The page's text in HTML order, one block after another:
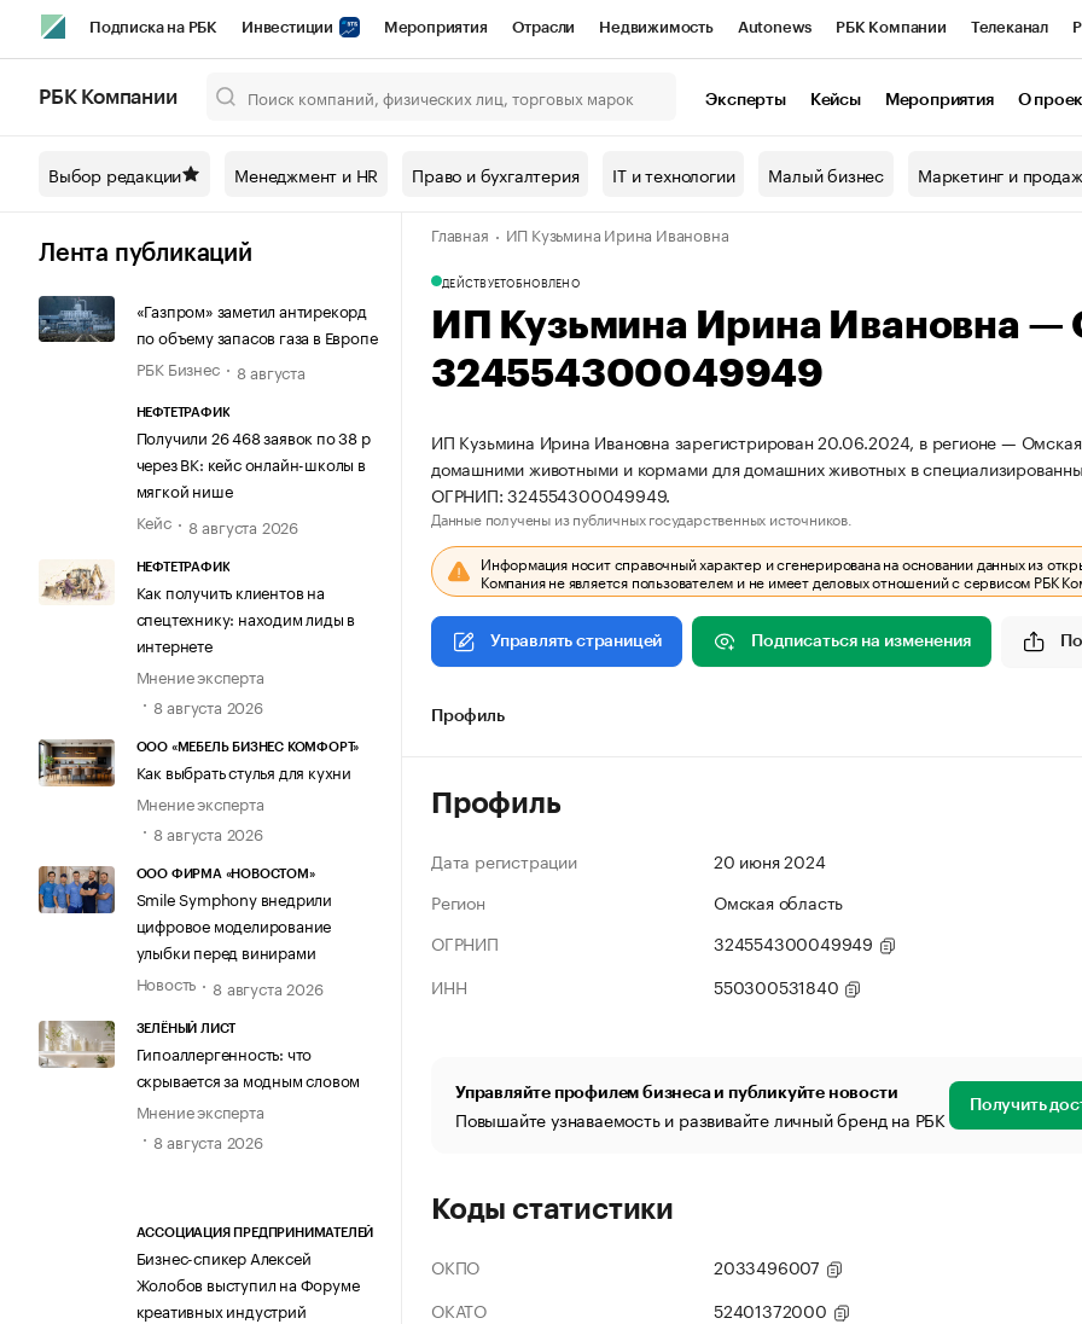
Подписка на РБК Инвестиции Мероприятия Отрасли Недвижимость Autonews РБК Компании Телеканал
Спецпроекты СПб Конференции СПб Спецпроекты Проверка контрагентов
Технологии и медиа Рынок наличной валюты
РБК Компании Эксперты Кейсы Мероприятия О
Выбор редакции Менеджмент и HR Право и бухгалтерия IT и технологии Малый бизнес Маркетинг и
Лента публикаций
«Газпром» заметил антирекорд
по объему запасов газа в Европе
РБК Бизнес
8 августа
НЕФТЕТРАФИК
Получили 26 468 заявок по 38 р
через ВК: кейс онлайн-школы в
мягкой нише
Кейс
8 августа 2026
НЕФТЕТРАФИК
Как получить клиентов на
спецтехнику: находим лиды в
интернете
Мнение эксперта
8 августа 2026
ООО «МЕБЕЛЬ БИЗНЕС КОМФОРТ»
Как выбрать стулья для кухни
Мнение эксперта
8 августа 2026
ООО ФИРМА «НОВОСТОМ»
Smile Symphony внедрили
цифровое моделирование
улыбки перед винирами
Новость
8 августа 2026
ЗЕЛЁНЫЙ ЛИСТ
Гипоаллергенность: что
скрывается за модным словом
Мнение эксперта
8 августа 2026
АССОЦИАЦИЯ ПРЕДПРИНИМАТЕЛЕЙ
Бизнес-спикер Алексей
Жолобов выступил на Форуме
креативных индустрий
Главная ИП Кузьмина Ирина Ивановна
ДЕЙСТВУЕТОБНОВЛЕНО
ИП Кузьмина Ирина Ивановна
324554300049949
ИП Кузьмина Ирина Ивановна зарегистрирован 20.06.2024, в регионе —
домашними животными и кормами для домашних животных в
ОГРНИП: 324554300049949.
Данные получены из публичных государственных источников.
Информация носит справочный характер и сгенерирована на основании данных из
Компания не является пользователем и не имеет деловых отношений с сервисом РБК
Управлять страницей Подписаться на изменения
Профиль
Профиль
Дата регистрации
20 июня 2024
Регион
Омская область
ОГРНИП
324554300049949
ИНН
550300531840
Управляйте профилем бизнеса и публикуйте новости
Повышайте узнаваемость и развивайте личный бренд на РБК Получить
Коды статистики
ОКПО
2033496007
ОКАТО
52401372000